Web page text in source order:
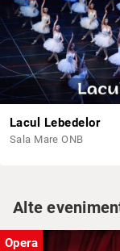
Lacul Lebedelor
Sala Mare ONB
Alte
Opera